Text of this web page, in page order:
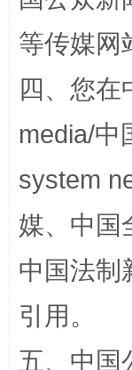
扯下公
“蜀中异
等传媒网
四、您在
media/中
system
媒、中国
中国法制
引用。
五、中国